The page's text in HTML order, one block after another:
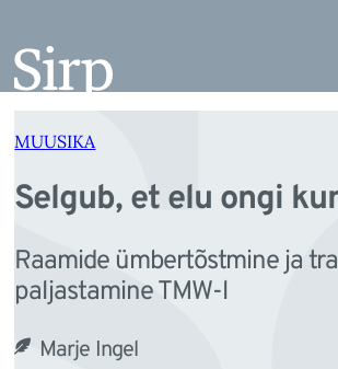
juurde
MUUSIKA
Selgub, et elu ongi
Raamide ümbertõstmine ja
paljastamine TMW-l
Marje Ingel